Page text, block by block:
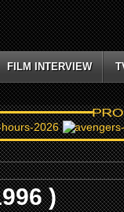
FILM INTERVIEW
)